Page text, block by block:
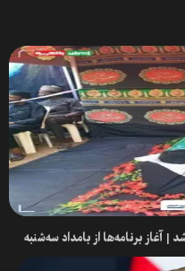
آغاز برنامه‌ها از بامداد سه‌شنبه